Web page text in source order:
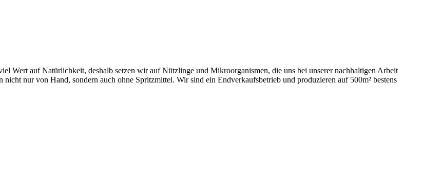
Wert auf Natürlichkeit, deshalb setzen wir auf Nützlinge und Mikroorganismen, die uns bei unserer nachhaltigen Arbeit
nur von Hand, sondern auch ohne Spritzmittel. Wir sind ein Endverkaufsbetrieb und produzieren auf 500m² bestens